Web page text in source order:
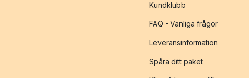
Kundklubb
FAQ - Vanliga frågor
Leveransinformation
Spåra ditt paket